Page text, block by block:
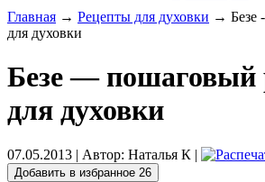
Главная → Рецепты для духовки → Безе
для духовки
Безе — пошаговый
для духовки
07.05.2013 | Автор: Наталья К |
Добавить в избранное 26